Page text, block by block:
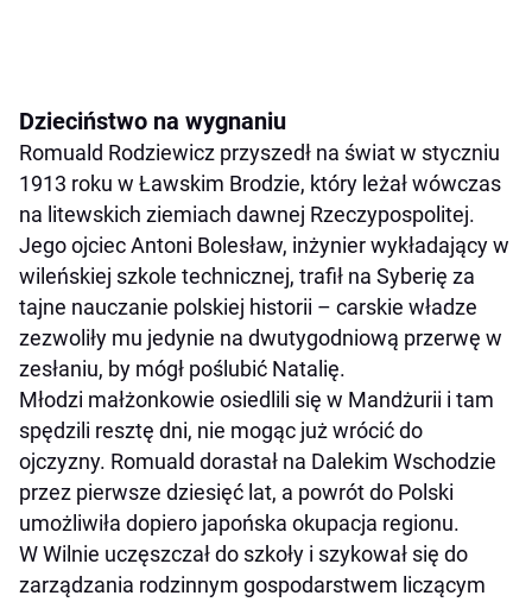
Dzieciństwo na wygnaniu
Romuald Rodziewicz przyszedł na świat w styczniu
1913 roku w Ławskim Brodzie, który leżał wówczas
na litewskich ziemiach dawnej Rzeczypospolitej.
Jego ojciec Antoni Bolesław, inżynier wykładający w
wileńskiej szkole technicznej, trafił na Syberię za
tajne nauczanie polskiej historii – carskie władze
zezwoliły mu jedynie na dwutygodniową przerwę w
zesłaniu, by mógł poślubić Natalię.
Młodzi małżonkowie osiedlili się w Mandżurii i tam
spędzili resztę dni, nie mogąc już wrócić do
ojczyzny. Romuald dorastał na Dalekim Wschodzie
przez pierwsze dziesięć lat, a powrót do Polski
umożliwiła dopiero japońska okupacja regionu.
W Wilnie uczęszczał do szkoły i szykował się do
zarządzania rodzinnym gospodarstwem liczącym